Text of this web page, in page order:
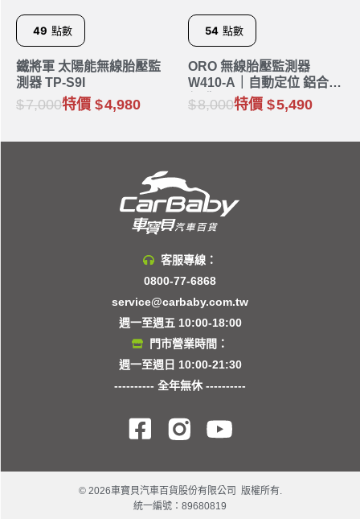
49 點數
鐵將軍 太陽能無線胎壓監
測器 TP-S9I
7,000特價 4,980
54 點數
ORO 無線胎壓監測器
W410-A｜自動定位 鋁合金
氣嘴
8,000特價 5,490
客服專線：
0800-77-6868
service@carbaby.com.tw
週一至週五 10:00-18:00
門市營業時間：
週一至週日 10:00-21:30
---------- 全年無休 ----------
© 2026車寶貝汽車百貨股份有限公司 版權所有.
統一編號：89680819